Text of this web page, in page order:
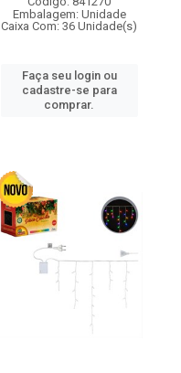
Embalagem: Unidade
Caixa Com: 36 Unidade(s)
Faça seu login ou
cadastre-se para
comprar.